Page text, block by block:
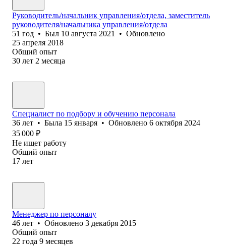
Руководитель/начальник управления/отдела, заместитель
руководителя/начальника управления/отдела
51 год • Был 10 августа 2021 • Обновлено
25 апреля 2018
Общий опыт
30 лет 2 месяца
Специалист по подбору и обучению персонала
36 лет • Была 15 января • Обновлено 6 октября 2024
35 000 ₽
Не ищет работу
Общий опыт
17 лет
Менеджер по персоналу
46 лет • Обновлено 3 декабря 2015
Общий опыт
22 года 9 месяцев